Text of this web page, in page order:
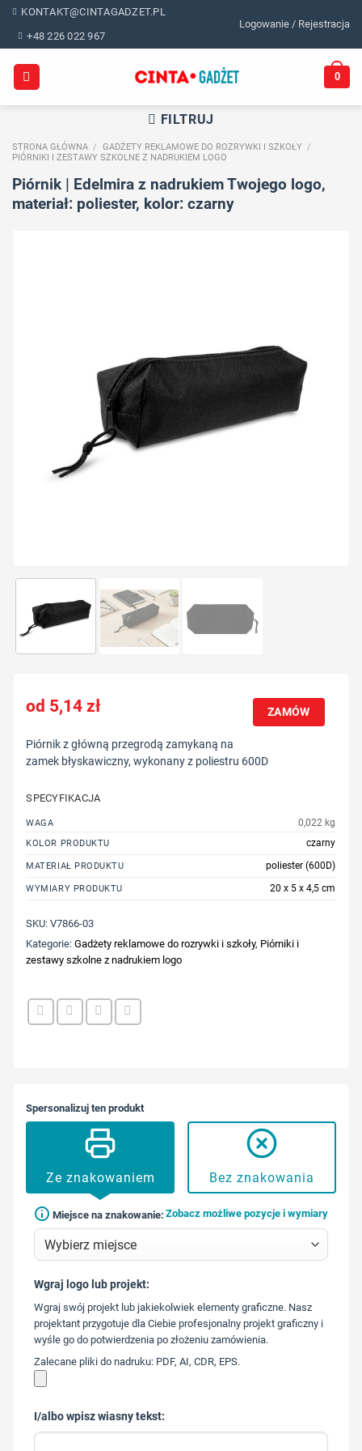
Skip
content
KONTAKT@CINTAGADZET.PL
+48 226 022 967
Logowanie / Rejestracja
0
FILTRUJ
STRONA GŁÓWNA / GADŻETY REKLAMOWE DO ROZRYWKI I SZKOŁY /
PIÓRNIKI I ZESTAWY SZKOLNE Z NADRUKIEM LOGO
Piórnik | Edelmira z nadrukiem Twojego logo,
materiał: poliester, kolor: czarny
5,14zł ZAMÓW
Piórnik z główną przegrodą zamykaną na
zamek błyskawiczny, wykonany z poliestru 600D
SPECYFIKACJA
WAGA 0,022 kg
KOLOR PRODUKTU czarny
MATERIAŁ PRODUKTU poliester (600D)
WYMIARY PRODUKTU 20 x 5 x 4,5 cm
SKU:V7866-03
Kategorie:Gadżety reklamowe do rozrywki i szkoły, Piórniki i
zestawy szkolne z nadrukiem logo
Spersonalizuj ten produkt
Ze znakowaniem Bez znakowania
Miejsce na znakowanie: Zobacz możliwe pozycje i wymiary
573 568
217
Wgraj logo lub projekt:
Wgraj swój projekt lub jakiekolwiek elementy graficzne. Nasz
projektant przygotuje dla Ciebie profesjonalny projekt graficzny i
wyśle go do potwierdzenia po złożeniu zamówienia.
Zalecane pliki do nadruku: PDF, AI, CDR, EPS.
I/albo wpisz wiasny tekst: